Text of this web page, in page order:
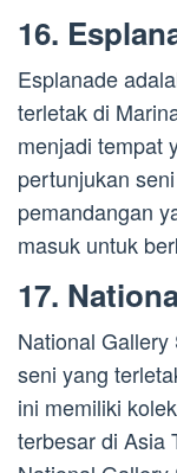
16.
Esplanade
terletak di
menjadi tempat
pertunjukan
pemandangan
masuk untuk
17.
National
seni yang
ini memiliki
terbesar di Asia